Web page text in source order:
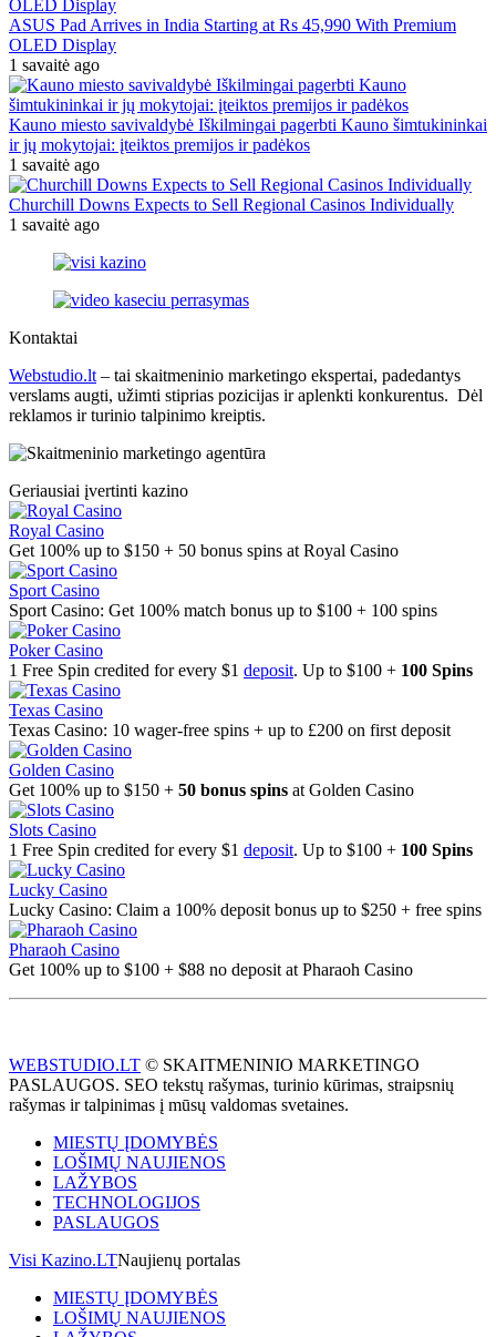
ASUS Pad Arrives in India Starting at Rs 45,990 With Premium
OLED Display
1 savaitė ago
Kauno miesto savivaldybė Iškilmingai pagerbti Kauno šimtukininkai
ir jų mokytojai: įteiktos premijos ir padėkos
1 savaitė ago
Churchill Downs Expects to Sell Regional Casinos Individually
1 savaitė ago
Kontaktai
Webstudio.lt – tai skaitmeninio marketingo ekspertai, padedantys
verslams augti, užimti stiprias pozicijas ir aplenkti konkurentus. Dėl
reklamos ir turinio talpinimo kreiptis.
Geriausiai įvertinti kazino
Royal Casino
Get 100% up to $150 + 50 bonus spins at Royal Casino
Sport Casino
Sport Casino: Get 100% match bonus up to $100 + 100 spins
Poker Casino
1 Free Spin credited for every $1 deposit. Up to $100 + 100 Spins
Texas Casino
Texas Casino: 10 wager-free spins + up to £200 on first deposit
Golden Casino
Get 100% up to $150 + 50 bonus spins at Golden Casino
Slots Casino
1 Free Spin credited for every $1 deposit. Up to $100 + 100 Spins
Lucky Casino
Lucky Casino: Claim a 100% deposit bonus up to $250 + free spins
Pharaoh Casino
Get 100% up to $100 + $88 no deposit at Pharaoh Casino
WEBSTUDIO.LT © SKAITMENINIO MARKETINGO
PASLAUGOS. SEO tekstų rašymas, turinio kūrimas, straipsnių
rašymas ir talpinimas į mūsų valdomas svetaines.
MIESTŲ ĮDOMYBĖS
LOŠIMŲ NAUJIENOS
LAŽYBOS
TECHNOLOGIJOS
PASLAUGOS
Visi Kazino.LTNaujienų portalas
MIESTŲ ĮDOMYBĖS
LOŠIMŲ NAUJIENOS